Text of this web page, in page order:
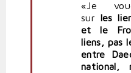
l'hystérie
frontiste
«Je
sur les
et le
liens, pas
entre
national,